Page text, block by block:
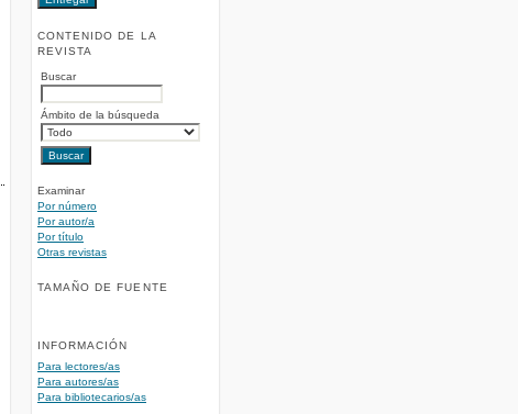
CONTENIDO DE LA
REVISTA
Buscar
Ámbito de la búsqueda
Examinar
Por número
Por autor/a
Por título
Otras revistas
TAMAÑO DE FUENTE
INFORMACIÓN
Para lectores/as
Para autores/as
Para bibliotecarios/as